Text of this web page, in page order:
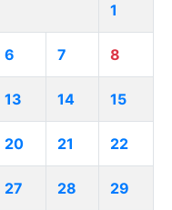
1
6 7 8
13 14 15
20 21 22
27 28 29